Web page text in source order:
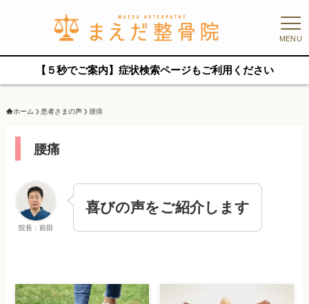
MENU
【５秒でご案内】症状検索ページもご利用ください
ホーム 患者さまの声 腰痛
腰痛
院長：前田
喜びの声をご紹介します